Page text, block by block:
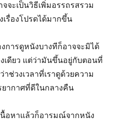
จะเป็นวิธีเพิ่มอรรถรสรวม
รื่องโปรดได้มากขึ้น
การดูหนังบางทีก็อาจจะมิได้
เดียว แต่ว่ามันขึ้นอยู่กับตอนที่
าช่วงเวลาที่เราดูด้วยความ
ยากาศที่ดีในกลางคืน
นื้อหาแล้วก็อารมณ์จากหนัง